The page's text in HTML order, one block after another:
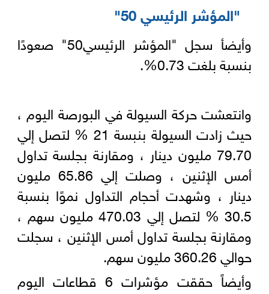
"المؤشر الرئيسي 50"
وأيضأ سجل "المؤشر الرئيسي50" صعودًا
بنسبة بلغت 0.73%.
وانتعشت حركة السيولة في البورصة اليوم ،
حيث زادت السيولة بنبسة 21 % لتصل إلي
79.70 مليون دينار ، ومقارنة بجلسة تداول
أمس الإثنين ، وصلت إلي 65.86 مليون
دينار ، وشهدت أحجام التداول نموًا بنسبة
30.5 % لتصل إلي 470.03 مليون سهم ،
ومقارنة بجلسة تداول أمس الإثنين ، سجلت
حوالي 360.26 مليون سهم.
وأيضاً حققت مؤشرات 6 قطاعات اليوم